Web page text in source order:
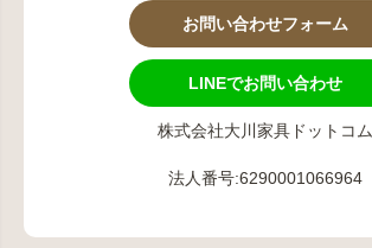
お問い合わせフォーム
LINEでお問い合わせ
株式会社大川家具ドットコム
法人番号:6290001066964